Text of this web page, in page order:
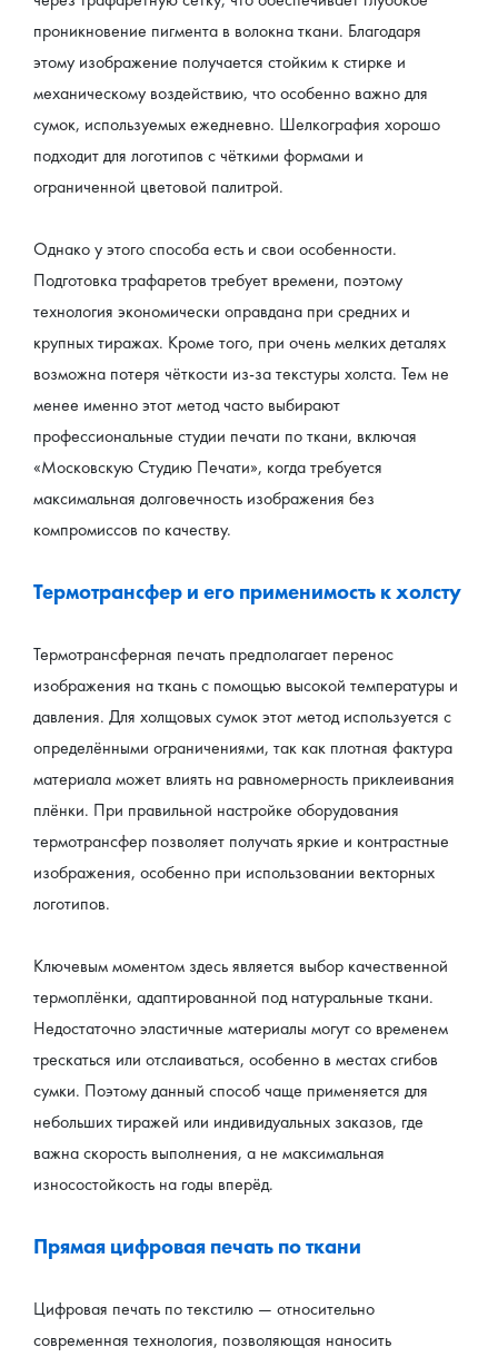
проникновение пигмента в волокна ткани. Благодаря
этому изображение получается стойким к стирке и
механическому воздействию, что особенно важно для
сумок, используемых ежедневно. Шелкография хорошо
подходит для логотипов с чёткими формами и
ограниченной цветовой палитрой.
Однако у этого способа есть и свои особенности.
Подготовка трафаретов требует времени, поэтому
технология экономически оправдана при средних и
крупных тиражах. Кроме того, при очень мелких деталях
возможна потеря чёткости из-за текстуры холста. Тем не
менее именно этот метод часто выбирают
профессиональные студии печати по ткани, включая
«Московскую Студию Печати», когда требуется
максимальная долговечность изображения без
компромиссов по качеству.
Термотрансфер и его применимость к холсту
Термотрансферная печать предполагает перенос
изображения на ткань с помощью высокой температуры и
давления. Для холщовых сумок этот метод используется с
определёнными ограничениями, так как плотная фактура
материала может влиять на равномерность приклеивания
плёнки. При правильной настройке оборудования
термотрансфер позволяет получать яркие и контрастные
изображения, особенно при использовании векторных
логотипов.
Ключевым моментом здесь является выбор качественной
термоплёнки, адаптированной под натуральные ткани.
Недостаточно эластичные материалы могут со временем
трескаться или отслаиваться, особенно в местах сгибов
сумки. Поэтому данный способ чаще применяется для
небольших тиражей или индивидуальных заказов, где
важна скорость выполнения, а не максимальная
износостойкость на годы вперёд.
Прямая цифровая печать по ткани
Цифровая печать по текстилю — относительно
современная технология, позволяющая наносить